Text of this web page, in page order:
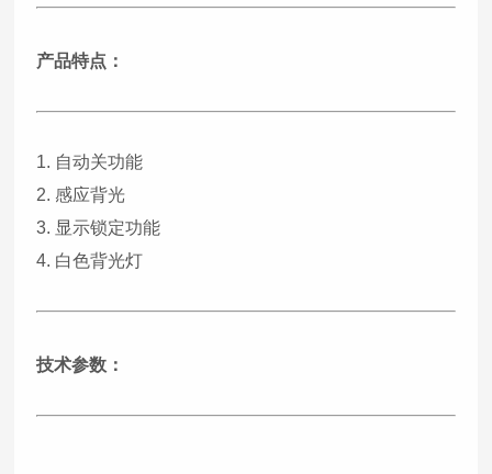
产品特点：
1. 自动关功能
2. 感应背光
3. 显示锁定功能
4. 白色背光灯
技术参数：